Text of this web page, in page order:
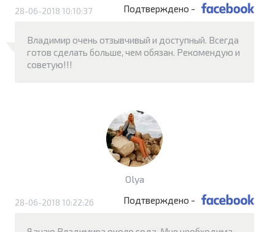
Подтверждено -
28-06-2018 10:10:37
Владимир очень отзывчивый и доступный. Всегда
готов сделать больше, чем обязан. Рекомендую и
советую!!!
Olya
Подтверждено -
28-06-2018 10:22:26